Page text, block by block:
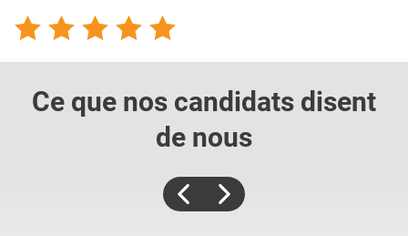
Ce que nos candidats disent
de nous